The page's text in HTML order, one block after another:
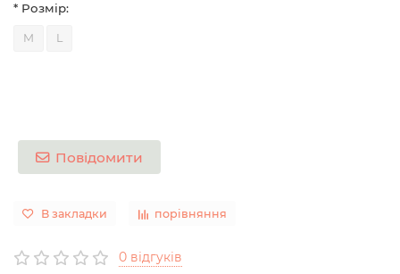
* Розмір:
M L
Повідомити
В закладки порівняння
0 відгуків